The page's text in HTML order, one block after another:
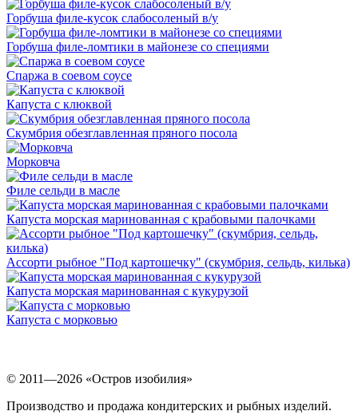
Горбуша филе-кусок слабосоленый в/у
Горбуша филе-ломтики в майонезе со специями
Спаржа в соевом соусе
Капуста с клюквой
Скумбрия обезглавленная пряного посола
Морковча
Филе сельди в масле
Капуста морская маринованная с крабовыми палочками
Ассорти рыбное "Под картошечку" (скумбрия, сельдь, килька)
Капуста морская маринованная с кукурузой
Капуста с морковью
© 2011—2026 «Остров изобилия»
Производство и продажа кондитерских и рыбных изделий.